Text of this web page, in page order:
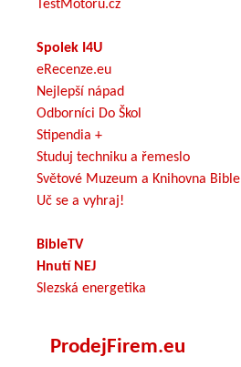
TestMotoru.cz
Spolek I4U
eRecenze.eu
Nejlepší nápad
Odborníci Do Škol
Stipendia +
Studuj techniku a řemeslo
Světové Muzeum a Knihovna Bible
Uč se a vyhraj!
BibleTV
Hnutí NEJ
Slezská energetika
ProdejFirem.eu